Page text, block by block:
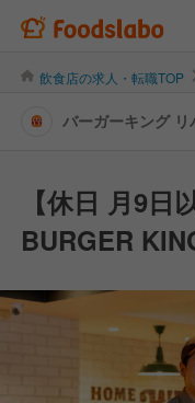
飲食店の求人・転職TOP
バーガーキング
【休日 月9日
BURGER